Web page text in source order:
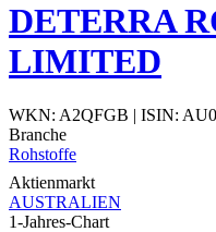
DETERRA
LIMITED
WKN: A2QFGB | ISIN:
Branche
Rohstoffe
Aktienmarkt
AUSTRALIEN
1-Jahres-Chart